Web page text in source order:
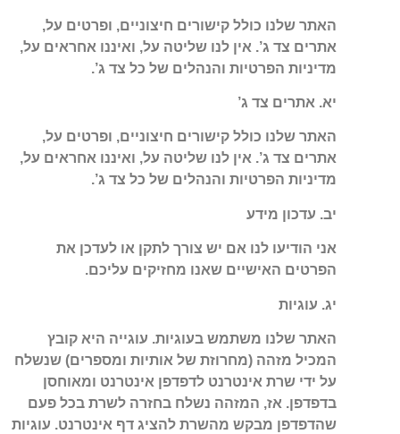
האתר שלנו כולל קישורים חיצוניים, ופרטים על,
אתרים צד ג’. אין לנו שליטה על, ואיננו אחראים על,
מדיניות הפרטיות והנהלים של כל צד ג’.
יא. אתרים צד ג’
האתר שלנו כולל קישורים חיצוניים, ופרטים על,
אתרים צד ג’. אין לנו שליטה על, ואיננו אחראים על,
מדיניות הפרטיות והנהלים של כל צד ג’.
יב. עדכון מידע
אני הודיעו לנו אם יש צורך לתקן או לעדכן את
הפרטים האישיים שאנו מחזיקים עליכם.
יג. עוגיות
האתר שלנו משתמש בעוגיות. עוגייה היא קובץ
המכיל מזהה (מחרוזת של אותיות ומספרים) שנשלח
על ידי שרת אינטרנט לדפדפן אינטרנט ומאוחסן
בדפדפן. אז, המזהה נשלח בחזרה לשרת בכל פעם
שהדפדפן מבקש מהשרת להציג דף אינטרנט. עוגיות